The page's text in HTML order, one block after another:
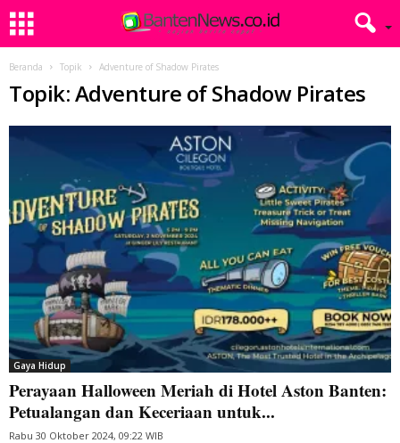
Beranda Topik Adventure of Shadow Pirates
Topik: Adventure of Shadow Pirates
Gaya Hidup
Perayaan Halloween Meriah di Hotel Aston Banten:
Petualangan dan Keceriaan untuk...
Rabu 30 Oktober 2024, 09:22 WIB